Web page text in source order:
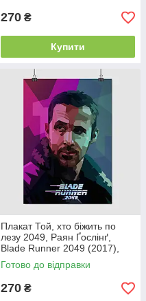
270 ₴
Купити
Плакат Той, хто біжить по
лезу 2049, Раян Ґослінґ,
Blade Runner 2049 (2017),
Gosling, 60×43 см
Готово до відправки
270 ₴